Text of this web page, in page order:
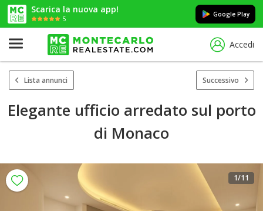
Scarica la nuova app!
5
Google Play
Accedi
Lista annunci Successivo
Elegante ufficio arredato sul porto
di Monaco
1/11